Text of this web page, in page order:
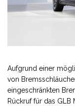
Aufgrund einer
von
eingeschränkten
Rückruf für das